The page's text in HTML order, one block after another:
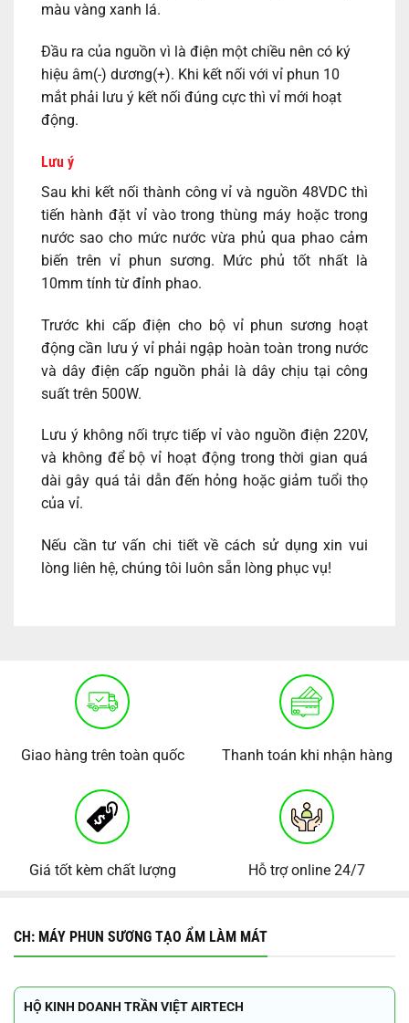
màu vàng xanh lá.
Đầu ra của nguồn vì là điện một chiều nên có ký
hiệu âm(-) dương(+). Khi kết nối với vỉ phun 10
mắt phải lưu ý kết nối đúng cực thì vỉ mới hoạt
động.
Lưu ý
Sau khi kết nối thành công vỉ và nguồn 48VDC thì
tiến hành đặt vỉ vào trong thùng máy hoặc trong
nước sao cho mức nước vừa phủ qua phao cảm
biến trên vỉ phun sương. Mức phủ tốt nhất là
10mm tính từ đỉnh phao.
Trước khi cấp điện cho bộ vỉ phun sương hoạt
động cần lưu ý vỉ phải ngập hoàn toàn trong nước
và dây điện cấp nguồn phải là dây chịu tại công
suất trên 500W.
Lưu ý không nối trực tiếp vỉ vào nguồn điện 220V,
và không để bộ vỉ hoạt động trong thời gian quá
dài gây quá tải dẫn đến hỏng hoặc giảm tuổi thọ
của vỉ.
Nếu cần tư vấn chi tiết về cách sử dụng xin vui
lòng liên hệ, chúng tôi luôn sẵn lòng phục vụ!
Giao hàng trên toàn quốc Thanh toán khi nhận hàng
Giá tốt kèm chất lượng Hỗ trợ online 24/7
CH: MÁY PHUN SƯƠNG TẠO ẨM LÀM MÁT
HỘ KINH DOANH TRẦN VIỆT AIRTECH